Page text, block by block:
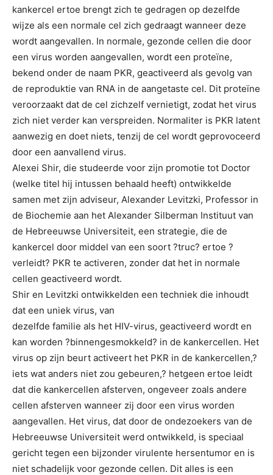
kankercel ertoe brengt zich te gedragen op dezelfde
wijze als een normale cel zich gedraagt wanneer deze
wordt aangevallen. In normale, gezonde cellen die door
een virus worden aangevallen, wordt een proteïne,
bekend onder de naam PKR, geactiveerd als gevolg van
de reproduktie van RNA in de aangetaste cel. Dit proteïne
veroorzaakt dat de cel zichzelf vernietigt, zodat het virus
zich niet verder kan verspreiden. Normaliter is PKR latent
aanwezig en doet niets, tenzij de cel wordt geprovoceerd
door een aanvallend virus.
Alexei Shir, die studeerde voor zijn promotie tot Doctor
(welke titel hij intussen behaald heeft) ontwikkelde
samen met zijn adviseur, Alexander Levitzki, Professor in
de Biochemie aan het Alexander Silberman Instituut van
de Hebreeuwse Universiteit, een strategie, die de
kankercel door middel van een soort ?truc? ertoe ?
verleidt? PKR te activeren, zonder dat het in normale
cellen geactiveerd wordt.
Shir en Levitzki ontwikkelden een techniek die inhoudt
dat een uniek virus, van
dezelfde familie als het HIV-virus, geactiveerd wordt en
kan worden ?binnengesmokkeld? in de kankercellen. Het
virus op zijn beurt activeert het PKR in de kankercellen,?
iets wat anders niet zou gebeuren,? hetgeen ertoe leidt
dat die kankercellen afsterven, ongeveer zoals andere
cellen afsterven wanneer zij door een virus worden
aangevallen. Het virus, dat door de ondezoekers van de
Hebreeuwse Universiteit werd ontwikkeld, is speciaal
gericht tegen een bijzonder virulente hersentumor en is
niet schadelijk voor gezonde cellen. Dit alles is een